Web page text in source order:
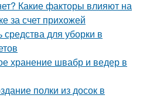
Какие факторы влияют на
за счет прихожей
средства для уборки в
хранение швабр и ведер в
полки из досок в